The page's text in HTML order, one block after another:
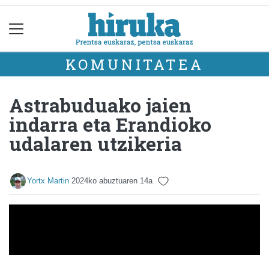
KOMUNITATEA
Astrabuduako jaien
indarra eta Erandioko
udalaren utzikeria
Yortx Martin 2024ko abuztuaren 14a